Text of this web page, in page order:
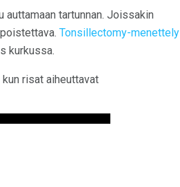
tartunnan. Joissakin
Tonsillectomy-menettely
kurkussa.
risat aiheuttavat